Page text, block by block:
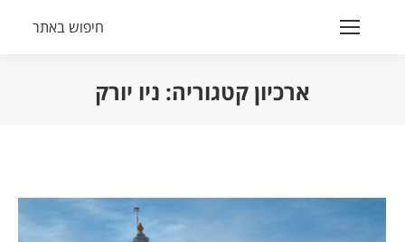
Search:
חיפוש באתר
ארכיון קטגוריה: ניו יורק